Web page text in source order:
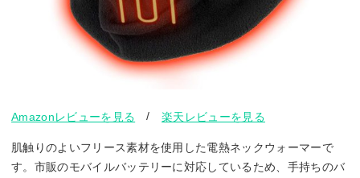
Amazonレビューを見る /楽天レビューを見る
肌触りのよいフリース素材を使用した電熱ネックウォーマーで
す。市販のモバイルバッテリーに対応しているため、手持ちのバ